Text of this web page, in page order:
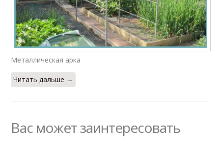
Металлическая арка
Читать дальше →
Вас может заинтересовать